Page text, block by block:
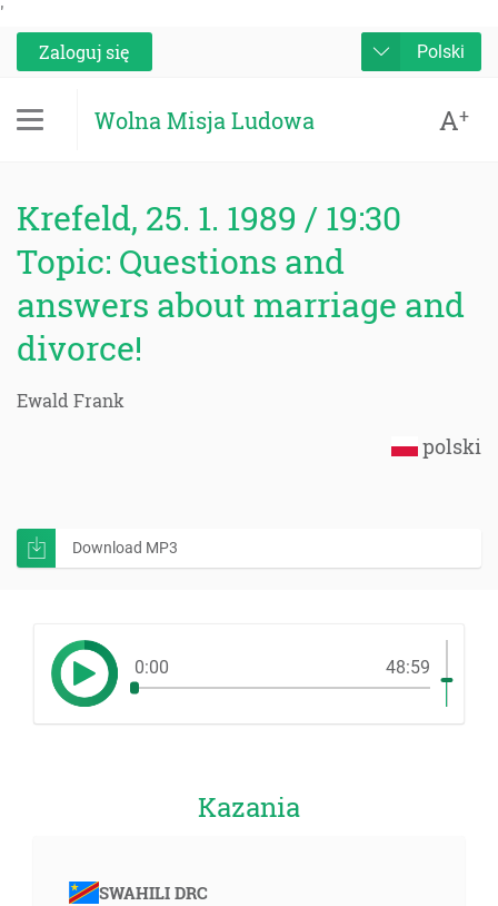
'
Zaloguj się
Polski
Wolna Misja Ludowa A+
Krefeld, 25. 1. 1989 / 19:30
Topic: Questions and
answers about marriage and
divorce!
Ewald Frank
polski
Download MP3
0:00 48:59
Kazania
SWAHILI DRC